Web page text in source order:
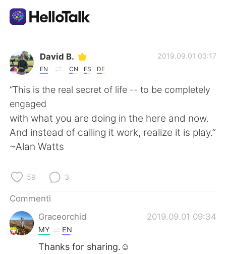
App di scambio linguistico
AI Grammar Checker
Italiano
English
繁體中文
العربية
Deutsch
David B.
EN CN ES DE
2019.09.01 03:17
“This is the real secret of life -- to be completely
engaged
with what you are doing in the here and now.
And instead of calling it work, realize it is play.”
~Alan Watts
59 3
Commenti
Graceorchid
2019.09.01 09:34
MY EN
Thanks for sharing.☺